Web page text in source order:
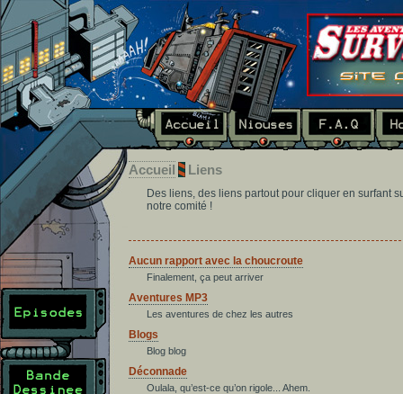
Accueil Liens
Des liens, des liens partout pour cliquer en surfant
notre comité !
Aucun rapport avec la choucroute
Finalement, ça peut arriver
Aventures MP3
Les aventures de chez les autres
Blogs
Blog blog
Déconnade
Oulala, qu’est-ce qu’on rigole... Ahem.